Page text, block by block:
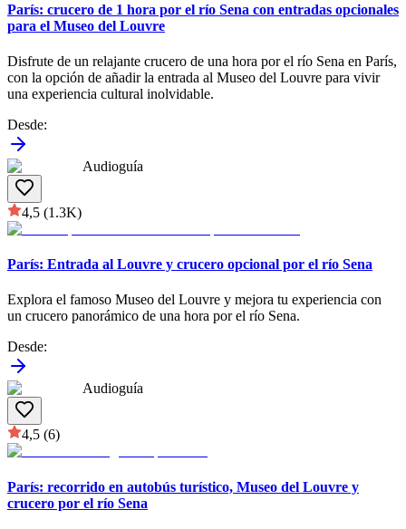
París: crucero de 1 hora por el río Sena con entradas opcionales
para el Museo del Louvre
Disfrute de un relajante crucero de una hora por el río Sena en París,
con la opción de añadir la entrada al Museo del Louvre para vivir
una experiencia cultural inolvidable.
Desde:
Audioguía
4,5 (1.3K)
París: Entrada al Louvre y crucero opcional por el río Sena
Explora el famoso Museo del Louvre y mejora tu experiencia con
un crucero panorámico de una hora por el río Sena.
Desde:
Audioguía
4,5 (6)
París: recorrido en autobús turístico, Museo del Louvre y
crucero por el río Sena